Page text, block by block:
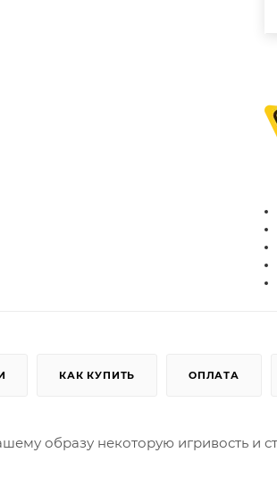
КАК КУПИТЬ ОПЛАТА
образу некоторую игривость и